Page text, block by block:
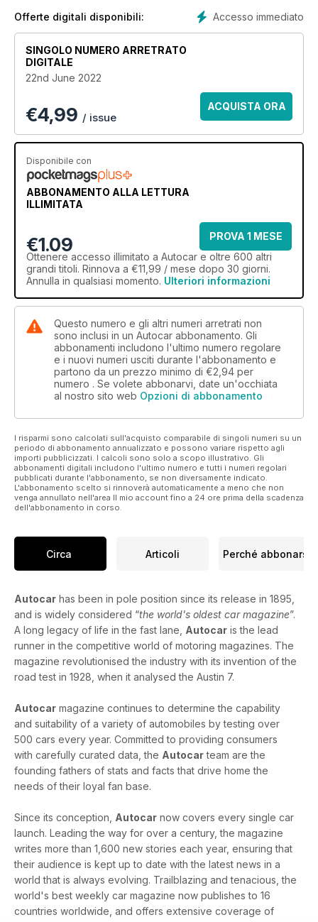
Accesso immediato
Offerte digitali disponibili:
SINGOLO NUMERO ARRETRATO
DIGITALE
22nd June 2022
€4,99 / issue
ACQUISTA ORA
Disponibile con
ABBONAMENTO ALLA LETTURA
ILLIMITATA
€1.09
PROVA 1 MESE
Ottenere accesso illimitato a Autocar e oltre 600 altri
grandi titoli. Rinnova a €11,99 / mese dopo 30 giorni.
Annulla in qualsiasi momento. Ulteriori informazioni
Questo numero e gli altri numeri arretrati non
sono inclusi in un Autocar abbonamento. Gli
abbonamenti includono l'ultimo numero regolare
e i nuovi numeri usciti durante l'abbonamento e
partono da un prezzo minimo di €2,94 per
numero . Se volete abbonarvi, date un'occhiata
al nostro sito web Opzioni di abbonamento
I risparmi sono calcolati sull'acquisto comparabile di singoli numeri su un
periodo di abbonamento annualizzato e possono variare rispetto agli
importi pubblicizzati. I calcoli sono solo a scopo illustrativo. Gli
abbonamenti digitali includono l'ultimo numero e tutti i numeri regolari
pubblicati durante l'abbonamento, se non diversamente indicato.
L'abbonamento scelto si rinnoverà automaticamente a meno che non
venga annullato nell'area Il mio account fino a 24 ore prima della scadenza
dell'abbonamento in corso.
Circa Articoli Perché abbonarsi
Autocar has been in pole position since its release in 1895,
and is widely considered “the world's oldest car magazine”.
A long legacy of life in the fast lane, Autocar is the lead
runner in the competitive world of motoring magazines. The
magazine revolutionised the industry with its invention of the
road test in 1928, when it analysed the Austin 7.
Autocar magazine continues to determine the capability
and suitability of a variety of automobiles by testing over
500 cars every year. Committed to providing consumers
with carefully curated data, the Autocarteam are the
founding fathers of stats and facts that drive home the
needs of their loyal fan base.
Since its conception, Autocar now covers every single car
launch. Leading the way for over a century, the magazine
writes more than 1,600 new stories each year, ensuring that
their audience is kept up to date with the latest news in a
world that is always evolving. Trailblazing and tenacious, the
world's best weekly car magazine now publishes to 16
countries worldwide, and offers extensive coverage of